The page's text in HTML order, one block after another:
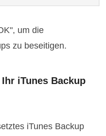
um die
zu beseitigen.
iTunes Backup
iTunes Backup